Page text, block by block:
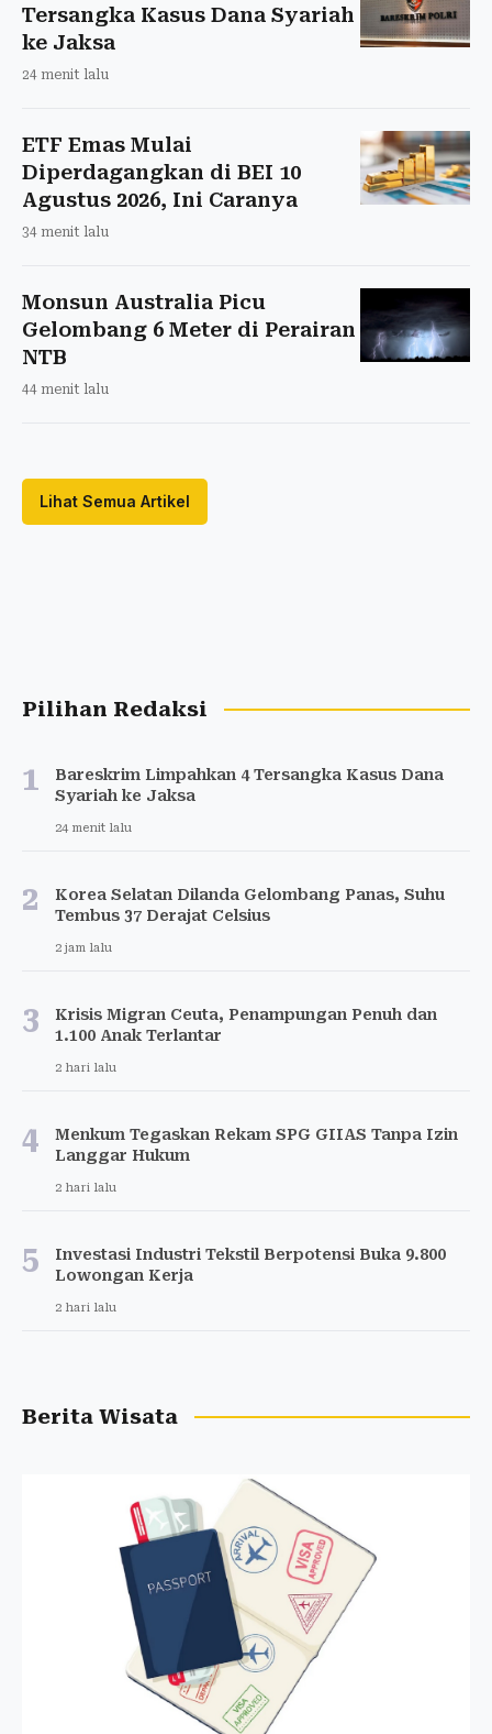
Tersangka Kasus Dana Syariah
ke Jaksa
24 menit lalu
ETF Emas Mulai
Diperdagangkan di BEI 10
Agustus 2026, Ini Caranya
34 menit lalu
Monsun Australia Picu
Gelombang 6 Meter di Perairan
NTB
44 menit lalu
Lihat Semua Artikel
Pilihan Redaksi
1
Bareskrim Limpahkan 4 Tersangka Kasus Dana
Syariah ke Jaksa
24 menit lalu
2
Korea Selatan Dilanda Gelombang Panas, Suhu
Tembus 37 Derajat Celsius
2 jam lalu
3
Krisis Migran Ceuta, Penampungan Penuh dan
1.100 Anak Terlantar
2 hari lalu
4
Menkum Tegaskan Rekam SPG GIIAS Tanpa Izin
Langgar Hukum
2 hari lalu
5
Investasi Industri Tekstil Berpotensi Buka 9.800
Lowongan Kerja
2 hari lalu
Berita Wisata